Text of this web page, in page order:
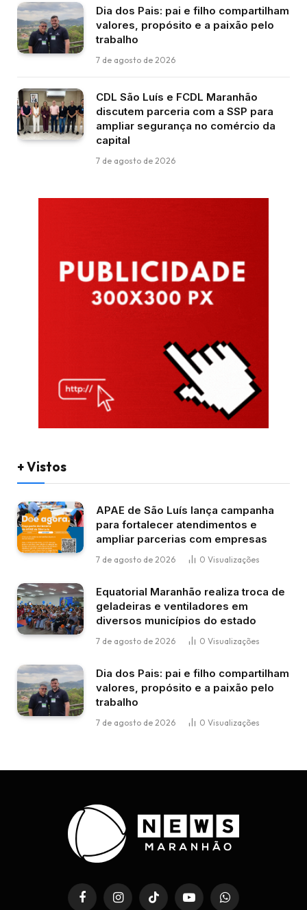
Dia dos Pais: pai e filho compartilham
valores, propósito e a paixão pelo
trabalho
7 de agosto de 2026
CDL São Luís e FCDL Maranhão
discutem parceria com a SSP para
ampliar segurança no comércio da
capital
7 de agosto de 2026
+ Vistos
APAE de São Luís lança campanha
para fortalecer atendimentos e
ampliar parcerias com empresas
7 de agosto de 2026 0 Visualizações
Equatorial Maranhão realiza troca de
geladeiras e ventiladores em
diversos municípios do estado
7 de agosto de 2026 0 Visualizações
Dia dos Pais: pai e filho compartilham
valores, propósito e a paixão pelo
trabalho
7 de agosto de 2026 0 Visualizações
FacebookInstagramTikTok YouTubeWhatsApp